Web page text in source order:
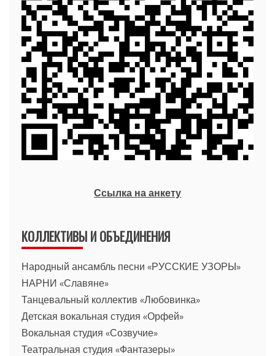
Ссылка на анкету
КОЛЛЕКТИВЫ И ОБЪЕДИНЕНИЯ
Народный ансамбль песни «РУССКИЕ УЗОРЫ»
НАРНИ «Славяне»
Танцевальный коллектив «Любовинка»
Детская вокальная студия «Орфей»
Вокальная студия «Созвучие»
Театральная студия «Фантазеры»